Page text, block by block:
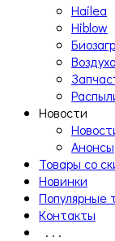
Hailea
Hiblow
Новости
Анонсы
Товары со
Новинки
Популярные
Контакты
. . .